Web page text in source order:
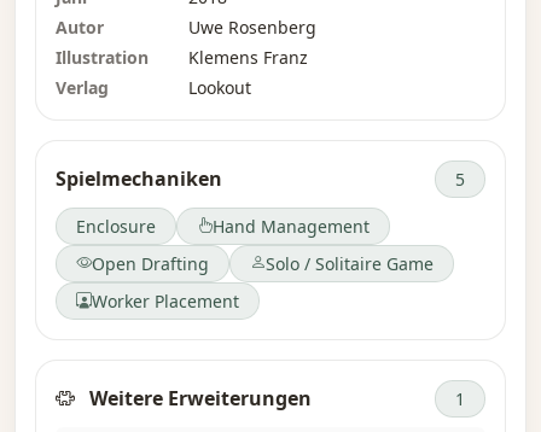
Autor
Uwe Rosenberg
Illustration
Klemens Franz
Verlag
Lookout
Spielmechaniken 5
Enclosure
Hand Management
Open Drafting
Solo / Solitaire Game
Worker Placement
Weitere Erweiterungen 1